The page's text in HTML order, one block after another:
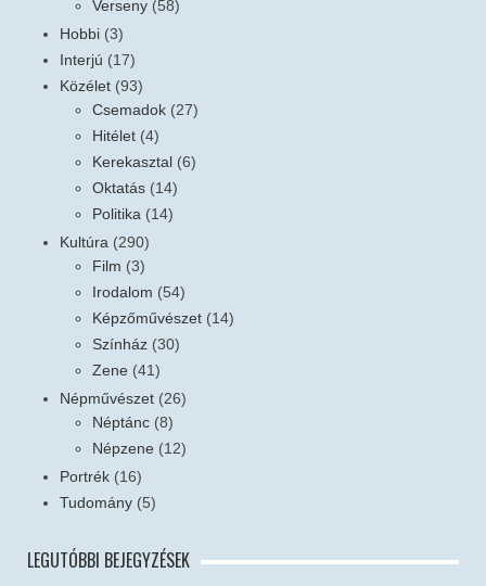
Verseny (58)
Hobbi (3)
Interjú (17)
Közélet (93)
Csemadok (27)
Hitélet (4)
Kerekasztal (6)
Oktatás (14)
Politika (14)
Kultúra (290)
Film (3)
Irodalom (54)
Képzőművészet (14)
Színház (30)
Zene (41)
Népművészet (26)
Néptánc (8)
Népzene (12)
Portrék (16)
Tudomány (5)
LEGUTÓBBI BEJEGYZÉSEK